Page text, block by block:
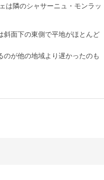
は隣のシャサーニュ・モンラッ
斜面下の東側で平地がほとんど
が他の地域より遅かったのも